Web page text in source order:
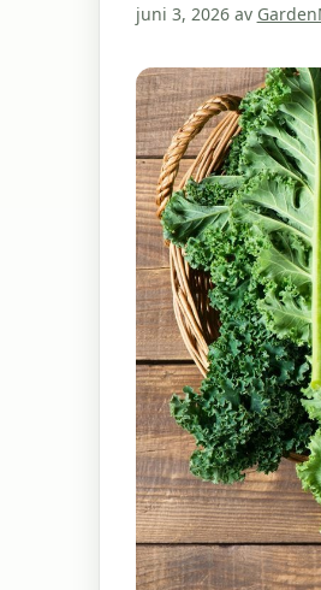
juni 3, 2026 av